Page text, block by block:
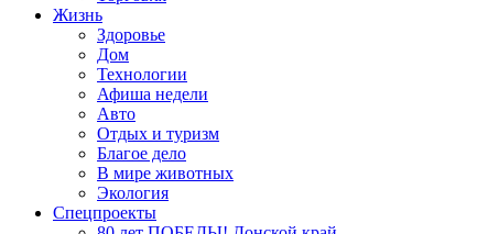
Жизнь
Здоровье
Дом
Технологии
Афиша недели
Авто
Отдых и туризм
Благое дело
В мире животных
Экология
Спецпроекты